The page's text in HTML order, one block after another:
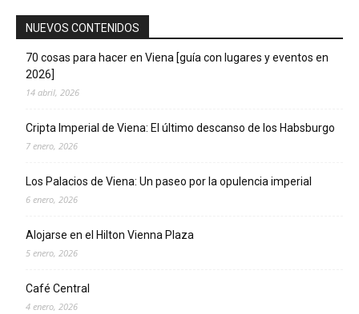
NUEVOS CONTENIDOS
70 cosas para hacer en Viena [guía con lugares y eventos en
2026]
14 abril, 2026
Cripta Imperial de Viena: El último descanso de los Habsburgo
7 enero, 2026
Los Palacios de Viena: Un paseo por la opulencia imperial
6 enero, 2026
Alojarse en el Hilton Vienna Plaza
5 enero, 2026
Café Central
4 enero, 2026